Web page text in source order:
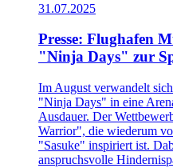
31.07.2025
Presse: Flughafen
"Ninja Days" zur
Im August verwandelt
"Ninja Days" in eine
Ausdauer. Der
Warrior", die wiederum
"Sasuke" inspiriert ist.
anspruchsvolle